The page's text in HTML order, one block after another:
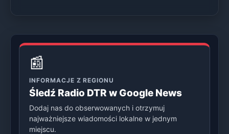
📰
INFORMACJE Z REGIONU
Śledź Radio DTR w Google News
Dodaj nas do obserwowanych i otrzymuj
najważniejsze wiadomości lokalne w jednym
miejscu.